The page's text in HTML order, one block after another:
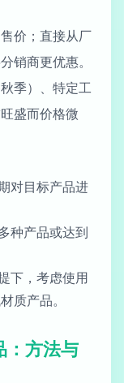
价；直接从厂
销商更优惠。
季）、特定工
盛而价格微
对目标产品进
种产品或达到
下，考虑使用
质产品。
：方法与